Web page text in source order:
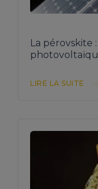
La pérovskite
LIRE LA SUITE